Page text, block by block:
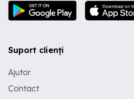
Suport clienți
Ajutor
Contact